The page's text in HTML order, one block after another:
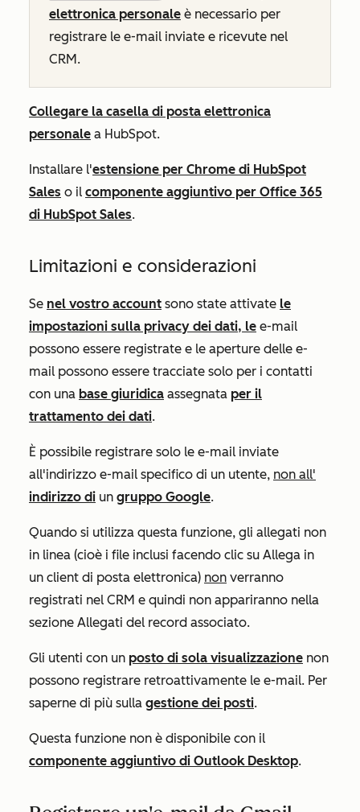
elettronica personale è necessario per
registrare le e-mail inviate e ricevute nel
CRM.
Collegare la casella di posta elettronica
personale a HubSpot.
Installare l'estensione per Chrome di HubSpot
Sales o il componente aggiuntivo per Office 365
di HubSpot Sales.
Limitazioni e considerazioni
Se nel vostro account sono state attivate le
impostazioni sulla privacy dei dati, le e-mail
possono essere registrate e le aperture delle e-
mail possono essere tracciate solo per i contatti
con una base giuridica assegnata per il
trattamento dei dati.
È possibile registrare solo le e-mail inviate
all'indirizzo e-mail specifico di un utente, non all'
indirizzo di un gruppo Google.
Quando si utilizza questa funzione, gli allegati non
in linea (cioè i file inclusi facendo clic su Allega in
un client di posta elettronica) non verranno
registrati nel CRM e quindi non appariranno nella
sezione Allegati del record associato.
Gli utenti con un posto di sola visualizzazione non
possono registrare retroattivamente le e-mail. Per
saperne di più sulla gestione dei posti.
Questa funzione non è disponibile con il
componente aggiuntivo di Outlook Desktop.